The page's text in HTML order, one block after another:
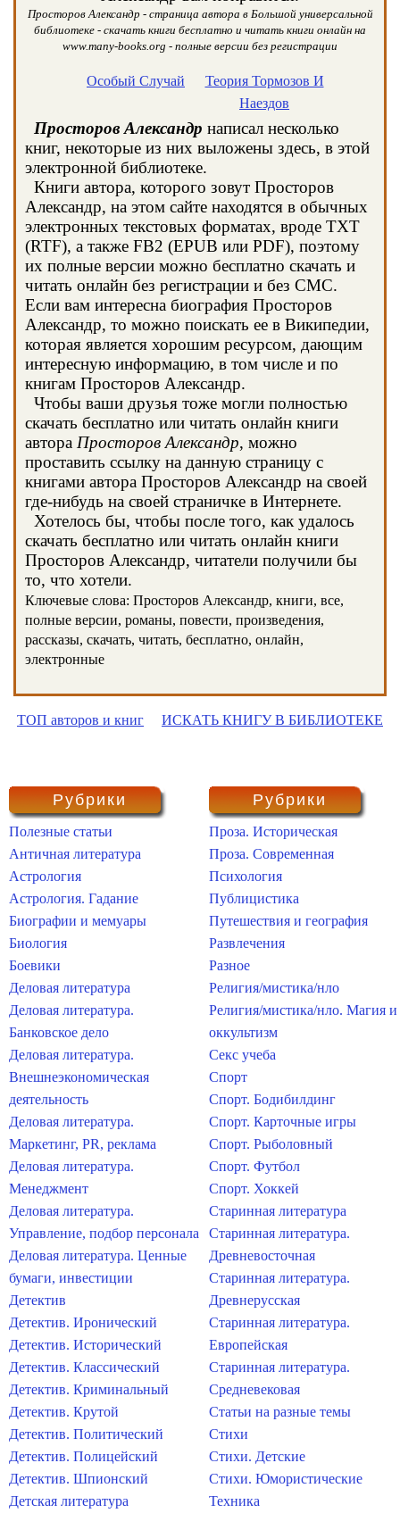
Просторов Александр - страница автора в Большой универсальной
библиотеке - скачать книги бесплатно и читать книги онлайн на
www.many-books.org - полные версии без регистрации
Особый Случай
Теория Тормозов И
Наездов
Просторов Александр написал несколько
книг, некоторые из них выложены здесь, в этой
электронной библиотеке.
Книги автора, которого зовут Просторов
Александр, на этом сайте находятся в обычных
электронных текстовых форматах, вроде TXT
(RTF), а также FB2 (EPUB или PDF), поэтому
их полные версии можно бесплатно скачать и
читать онлайн без регистрации и без СМС.
Если вам интересна биография Просторов
Александр, то можно поискать ее в Википедии,
которая является хорошим ресурсом, дающим
интересную информацию, в том числе и по
книгам Просторов Александр.
Чтобы ваши друзья тоже могли полностью
скачать бесплатно или читать онлайн книги
автора Просторов Александр, можно
проставить ссылку на данную страницу с
книгами автора Просторов Александр на своей
где-нибудь на своей страничке в Интернете.
Хотелось бы, чтобы после того, как удалось
скачать бесплатно или читать онлайн книги
Просторов Александр, читатели получили бы
то, что хотели.
Ключевые слова: Просторов Александр, книги, все,
полные версии, романы, повести, произведения,
рассказы, скачать, читать, бесплатно, онлайн,
электронные
ТОП авторов и книг ИСКАТЬ КНИГУ В БИБЛИОТЕКЕ
Рубрики
Полезные статьи
Античная литература
Астрология
Астрология. Гадание
Биографии и мемуары
Биология
Боевики
Деловая литература
Деловая литература.
Банковское дело
Деловая литература.
Внешнеэкономическая
деятельность
Деловая литература.
Маркетинг, PR, реклама
Деловая литература.
Менеджмент
Деловая литература.
Управление, подбор персонала
Деловая литература. Ценные
бумаги, инвестиции
Детектив
Детектив. Иронический
Детектив. Исторический
Детектив. Классический
Детектив. Криминальный
Детектив. Крутой
Детектив. Политический
Детектив. Полицейский
Детектив. Шпионский
Детская литература
Рубрики
Проза. Историческая
Проза. Современная
Психология
Публицистика
Путешествия и география
Развлечения
Разное
Религия/мистика/нло
Религия/мистика/нло. Магия и
оккультизм
Секс учеба
Спорт
Спорт. Бодибилдинг
Спорт. Карточные игры
Спорт. Рыболовный
Спорт. Футбол
Спорт. Хоккей
Старинная литература
Старинная литература.
Древневосточная
Старинная литература.
Древнерусская
Старинная литература.
Европейская
Старинная литература.
Средневековая
Статьи на разные темы
Стихи
Стихи. Детские
Стихи. Юмористические
Техника